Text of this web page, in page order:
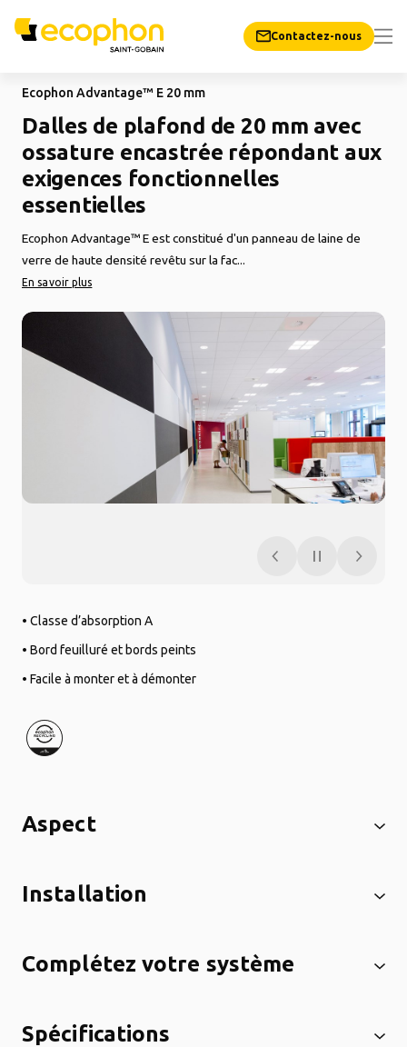
Contactez-nous
Ecophon Advantage™ E 20 mm
Dalles de plafond de 20 mm avec
ossature encastrée répondant aux
exigences fonctionnelles
essentielles
Ecophon Advantage™ E est constitué d'un panneau de laine de
verre de haute densité revêtu sur la fac...
En savoir plus
• Classe d’absorption A
• Bord feuilluré et bords peints
• Facile à monter et à démonter
Aspect
Installation
Complétez votre système
Spécifications